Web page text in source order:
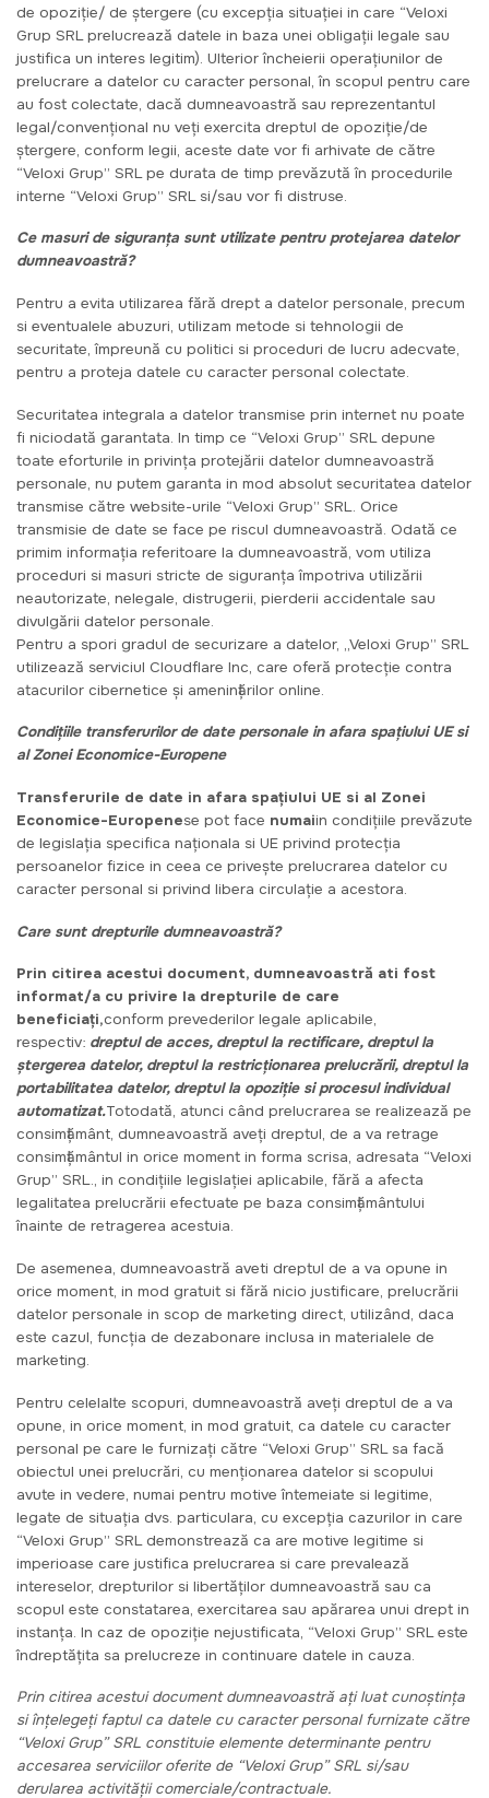
de opoziție/ de ștergere (cu excepția situației in care “Veloxi
Grup SRL prelucrează datele in baza unei obligații legale sau
justifica un interes legitim). Ulterior încheierii operațiunilor de
prelucrare a datelor cu caracter personal, în scopul pentru care
au fost colectate, dacă dumneavoastră sau reprezentantul
legal/convențional nu veți exercita dreptul de opoziție/de
ștergere, conform legii, aceste date vor fi arhivate de către
“Veloxi Grup” SRL pe durata de timp prevăzută în procedurile
interne “Veloxi Grup” SRL si/sau vor fi distruse.
Ce masuri de siguranța sunt utilizate pentru protejarea datelor
dumneavoastră?
Pentru a evita utilizarea fără drept a datelor personale, precum
si eventualele abuzuri, utilizam metode si tehnologii de
securitate, împreună cu politici si proceduri de lucru adecvate,
pentru a proteja datele cu caracter personal colectate.
Securitatea integrala a datelor transmise prin internet nu poate
fi niciodată garantata. In timp ce “Veloxi Grup” SRL depune
toate eforturile in privința protejării datelor dumneavoastră
personale, nu putem garanta in mod absolut securitatea datelor
transmise către website-urile “Veloxi Grup” SRL. Orice
transmisie de date se face pe riscul dumneavoastră. Odată ce
primim informația referitoare la dumneavoastră, vom utiliza
proceduri si masuri stricte de siguranța împotriva utilizării
neautorizate, nelegale, distrugerii, pierderii accidentale sau
divulgării datelor personale.
Pentru a spori gradul de securizare a datelor, „Veloxi Grup” SRL
utilizează serviciul Cloudflare Inc, care oferă protecție contra
atacurilor cibernetice și amenințărilor online.
Condițiile transferurilor de date personale in afara spațiului UE si
al Zonei Economice-Europene
Transferurile de date in afara spațiului UE si al Zonei
Economice-Europenese pot face numaiin condițiile prevăzute
de legislația specifica naționala si UE privind protecția
persoanelor fizice in ceea ce privește prelucrarea datelor cu
caracter personal si privind libera circulație a acestora.
Care sunt drepturile dumneavoastră?
Prin citirea acestui document, dumneavoastră ati fost
informat/a cu privire la drepturile de care
beneficiați,conform prevederilor legale aplicabile,
respectiv: dreptul de acces, dreptul la rectificare, dreptul la
ștergerea datelor, dreptul la restricționarea prelucrării, dreptul la
portabilitatea datelor, dreptul la opoziție si procesul individual
automatizat.Totodată, atunci când prelucrarea se realizează pe
consimțământ, dumneavoastră aveți dreptul, de a va retrage
consimțământul in orice moment in forma scrisa, adresata “Veloxi
Grup” SRL., in condițiile legislației aplicabile, fără a afecta
legalitatea prelucrării efectuate pe baza consimțământului
înainte de retragerea acestuia.
De asemenea, dumneavoastră aveti dreptul de a va opune in
orice moment, in mod gratuit si fără nicio justificare, prelucrării
datelor personale in scop de marketing direct, utilizând, daca
este cazul, funcția de dezabonare inclusa in materialele de
marketing.
Pentru celelalte scopuri, dumneavoastră aveți dreptul de a va
opune, in orice moment, in mod gratuit, ca datele cu caracter
personal pe care le furnizați către “Veloxi Grup” SRL sa facă
obiectul unei prelucrări, cu menționarea datelor si scopului
avute in vedere, numai pentru motive întemeiate si legitime,
legate de situația dvs. particulara, cu excepția cazurilor in care
“Veloxi Grup” SRL demonstrează ca are motive legitime si
imperioase care justifica prelucrarea si care prevalează
intereselor, drepturilor si libertăților dumneavoastră sau ca
scopul este constatarea, exercitarea sau apărarea unui drept in
instanța. In caz de opoziție nejustificata, “Veloxi Grup” SRL este
îndreptățita sa prelucreze in continuare datele in cauza.
Prin citirea acestui document dumneavoastră ați luat cunoștința
si înțelegeți faptul ca datele cu caracter personal furnizate către
“Veloxi Grup” SRL constituie elemente determinante pentru
accesarea serviciilor oferite de “Veloxi Grup” SRL si/sau
derularea activității comerciale/contractuale.